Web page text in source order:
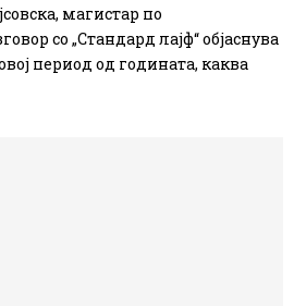
магистар по
со „Стандард лајф“ објаснува
период од годината, каква